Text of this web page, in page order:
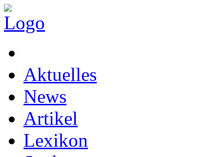
Aktuelles
News
Artikel
Lexikon